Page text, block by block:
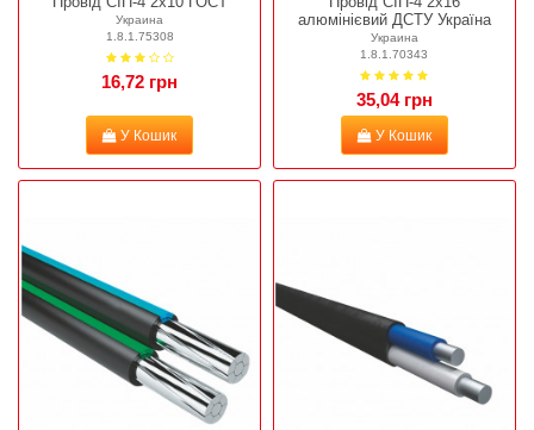
Украина
1.8.1.75308
16,72 грн
У Кошик
алюмінієвий ДСТУ Україна
Украина
1.8.1.70343
35,04 грн
У Кошик